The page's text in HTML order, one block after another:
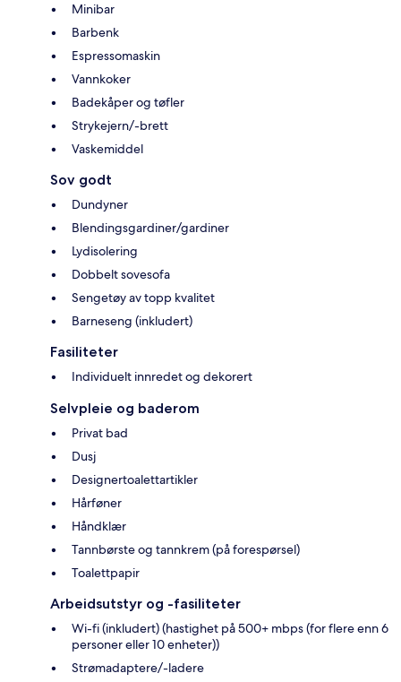
Minibar
Barbenk
Espressomaskin
Vannkoker
Badekåper og tøfler
Strykejern/-brett
Vaskemiddel
Sov godt
Dundyner
Blendingsgardiner/gardiner
Lydisolering
Dobbelt sovesofa
Sengetøy av topp kvalitet
Barneseng (inkludert)
Fasiliteter
Individuelt innredet og dekorert
Selvpleie og baderom
Privat bad
Dusj
Designertoalettartikler
Hårføner
Håndklær
Tannbørste og tannkrem (på forespørsel)
Toalettpapir
Arbeidsutstyr og -fasiliteter
Wi-fi (inkludert) (hastighet på 500+ mbps (for flere enn 6
personer eller 10 enheter))
Strømadaptere/-ladere